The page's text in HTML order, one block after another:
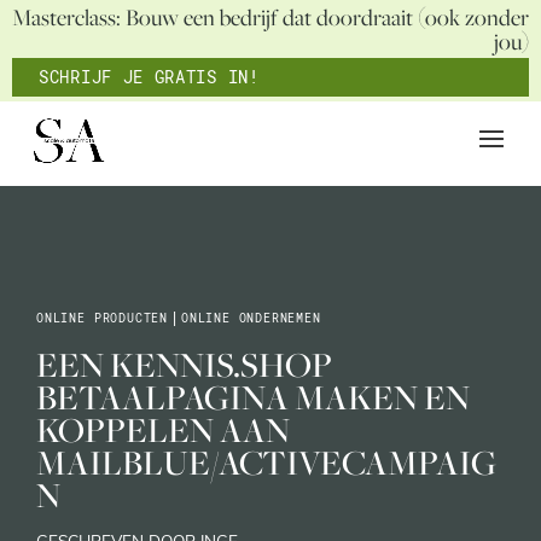
Masterclass: Bouw een bedrijf dat doordraait (ook zonder
jou)
SCHRIJF JE GRATIS IN!
ONLINE PRODUCTEN ONLINE ONDERNEMEN
EEN KENNIS.SHOP
BETAALPAGINA MAKEN EN
KOPPELEN AAN
MAILBLUE/ACTIVECAMPAIG
N